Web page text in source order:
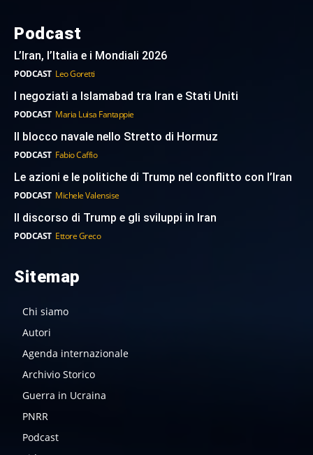
Podcast
L’Iran, l’Italia e i Mondiali 2026
PODCAST Leo Goretti
I negoziati a Islamabad tra Iran e Stati Uniti
PODCAST Maria Luisa Fantappie
Il blocco navale nello Stretto di Hormuz
PODCAST Fabio Caffio
Le azioni e le politiche di Trump nel conflitto con l’Iran
PODCAST Michele Valensise
Il discorso di Trump e gli sviluppi in Iran
PODCAST Ettore Greco
Sitemap
Chi siamo
Autori
Agenda internazionale
Archivio Storico
Guerra in Ucraina
PNRR
Podcast